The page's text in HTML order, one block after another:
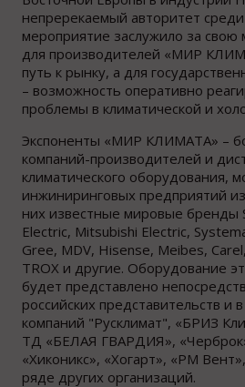
непререкаемый авторитет
мероприятие заслужило за свою
для производителей «МИР
путь к рынку, а для
– возможность оперативно
проблемы в климатической и
Экспоненты «МИР КЛИМАТА» –
компаний-производителей и
климатического оборудования,
инжиниринговых предприятий из
них известные мировые бренды
Electric, Mitsubishi Electric,
Gree, MDV, Hisense, Meibes,
TROX и другие. Оборудование
будет представлено
российских представительств и
компаний "Русклимат", «БРИЗ
ТД «БЕЛАЯ ГВАРДИЯ»,
«Хиконикс», «Хогарт», «PM
ряде других организаций.